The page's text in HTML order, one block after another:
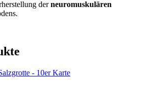
derneuromuskulären